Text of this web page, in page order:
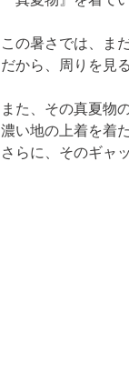
この暑さでは、ま
だから、周りを見
また、その真夏物
濃い地の上着を着
さらに、そのギャ